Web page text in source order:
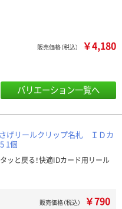
販売価格（税込） ￥4,180
バリエーション一覧へ
げリールクリップ名札 ＩＤカ
1個
ッと戻る！快適IDカード用リール
販売価格（税込） ￥790